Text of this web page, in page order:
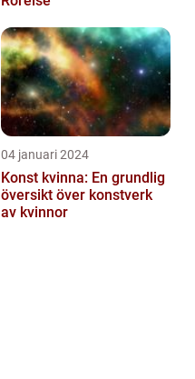
04 januari 2024
Konst kvinna: En grundlig
översikt över konstverk
av kvinnor